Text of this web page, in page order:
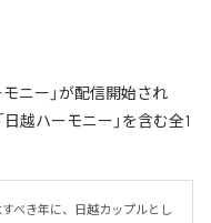
モニー」が配信開始され
越ハーモニー」を含む全1
べき年に、日越カップルとし